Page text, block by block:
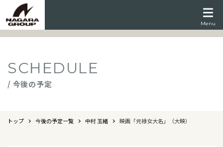
Menu
SCHEDULE
/ 今後の予定
トップ 今後の予定一覧 中村 玉緒 映画「元禄女大名」（大映）